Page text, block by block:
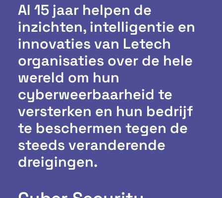
Al 15 jaar helpen de
inzichten, intelligentie en
innovaties van Letech
organisaties over de hele
wereld om hun
cyberweerbaarheid te
versterken en hun bedrijf
te beschermen tegen de
steeds veranderende
dreigingen.